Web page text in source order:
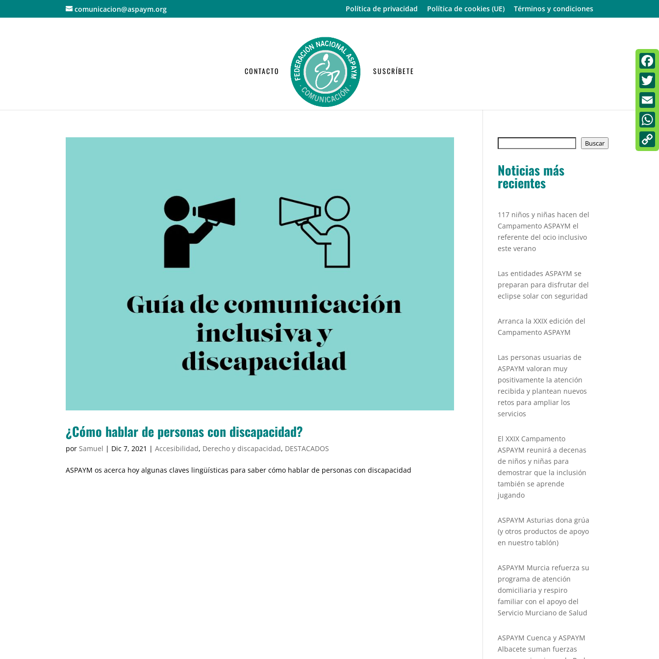
comunicacion@aspaym.org Política de privacidad Política de cookies (UE) Términos y condiciones
CONTACTO SUSCRÍBETE
¿Cómo hablar de personas con discapacidad?
por Samuel | Dic 7, 2021 |Accesibilidad, Derecho y discapacidad, DESTACADOS
ASPAYM os acerca hoy algunas claves lingüísticas para saber cómo hablar de personas con discapacidad
Buscar
Noticias más
recientes
117 niños y niñas hacen del
Campamento ASPAYM el
referente del ocio inclusivo
este verano
Las entidades ASPAYM se
preparan para disfrutar del
eclipse solar con seguridad
Arranca la XXIX edición del
Campamento ASPAYM
Las personas usuarias de
ASPAYM valoran muy
positivamente la atención
recibida y plantean nuevos
retos para ampliar los
servicios
El XXIX Campamento
ASPAYM reunirá a decenas
de niños y niñas para
demostrar que la inclusión
también se aprende
jugando
ASPAYM Asturias dona grúa
(y otros productos de apoyo
en nuestro tablón)
ASPAYM Murcia refuerza su
programa de atención
domiciliaria y respiro
familiar con el apoyo del
Servicio Murciano de Salud
ASPAYM Cuenca y ASPAYM
Albacete suman fuerzas
Email